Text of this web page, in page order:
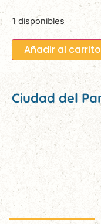
1 disponibles
Añadir al carrito
Ciudad del